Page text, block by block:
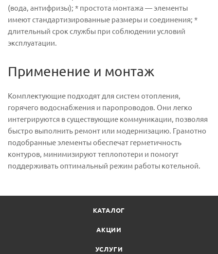
(вода, антифризы); * простота монтажа — элементы
имеют стандартизированные размеры и соединения; *
длительный срок службы при соблюдении условий
эксплуатации.
Применение и монтаж
Комплектующие подходят для систем отопления,
горячего водоснабжения и паропроводов. Они легко
интегрируются в существующие коммуникации, позволяя
быстро выполнить ремонт или модернизацию. Грамотно
подобранные элементы обеспечат герметичность
контуров, минимизируют теплопотери и помогут
поддерживать оптимальный режим работы котельной.
КАТАЛОГ
АКЦИИ
УСЛУГИ